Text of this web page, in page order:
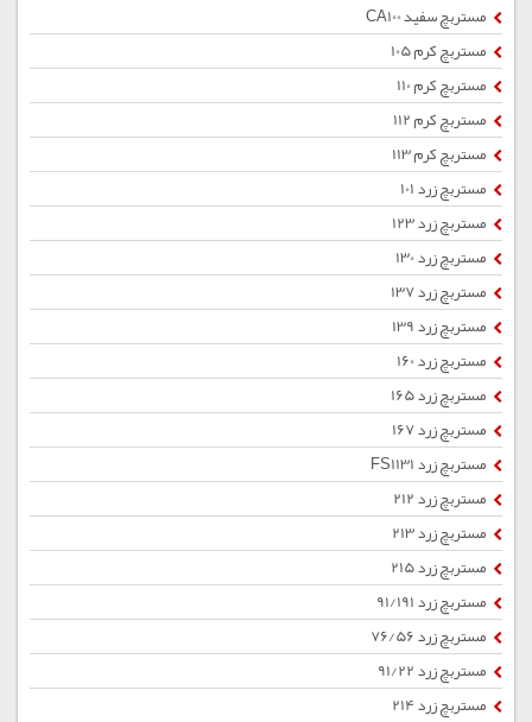
مستربچ سفید CA100
مستربچ کرم 105
مستربچ کرم 110
مستربچ کرم 112
مستربچ کرم 113
مستربچ زرد 101
مستربچ زرد 123
مستربچ زرد 130
مستربچ زرد 137
مستربچ زرد 139
مستربچ زرد 160
مستربچ زرد 165
مستربچ زرد 167
مستربچ زرد FS1131
مستربچ زرد 212
مستربچ زرد 213
مستربچ زرد 215
مستربچ زرد 91/191
مستربچ زرد 76/56
مستربچ زرد 91/22
مستربچ زرد 214